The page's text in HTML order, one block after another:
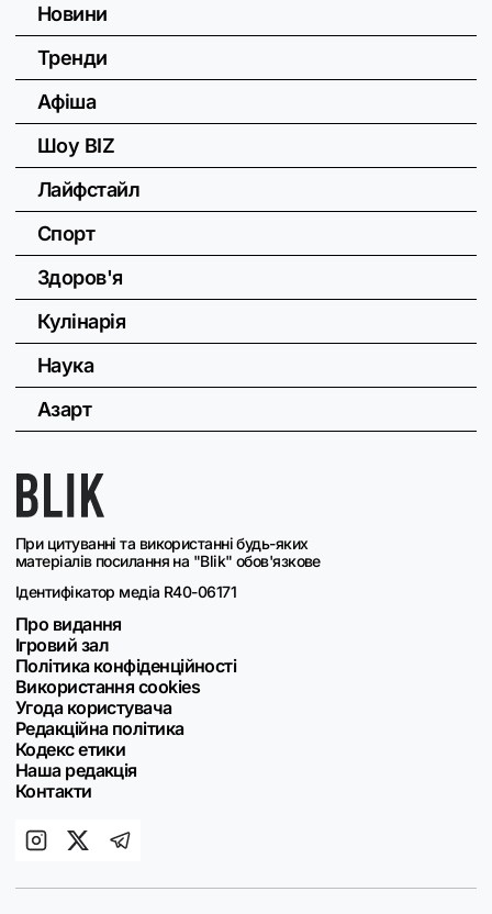
При цитуванні та використанні будь-яких
матеріалів посилання на "Blik" обов'язкове
Ідентифікатор медіа R40-06171
Про видання
Ігровий зал
Політика конфіденційності
Використання cookies
Угода користувача
Редакційна політика
Кодекс етики
Наша редакція
Контакти
Новини
Тренди
Афіша
Шоу BIZ
Лайфстайл
Спорт
Здоров'я
Кулінарія
Наука
Азарт